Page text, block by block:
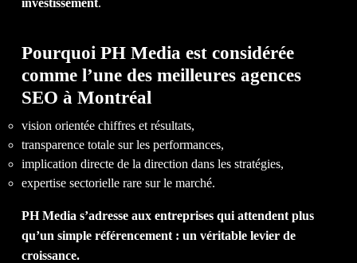
Pourquoi PH Media est considérée
comme l’une des meilleures agences
SEO à Montréal
vision orientée chiffres et résultats,
transparence totale sur les performances,
implication directe de la direction dans les stratégies,
expertise sectorielle rare sur le marché.
PH Media s’adresse aux entreprises qui attendent plus
qu’un simple référencement : un véritable levier de
croissance.